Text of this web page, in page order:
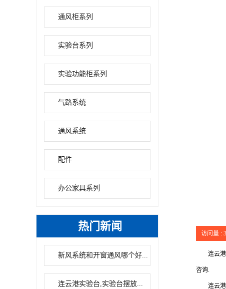
通风柜系列
实验台系列
实验功能柜系列
气路系统
通风系统
配件
办公家具系列
热门新闻
新风系统和开窗通风哪个好...
连云港实验台,实验台摆放...
访问量 :
连云港
咨询.
连云港冠